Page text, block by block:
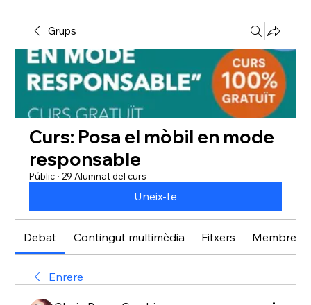
Grups
Curs: Posa el mòbil en mode
responsable
Públic · 29 Alumnat del curs
Uneix-te
Debat Contingut multimèdia Fitxers Membres
Enrere